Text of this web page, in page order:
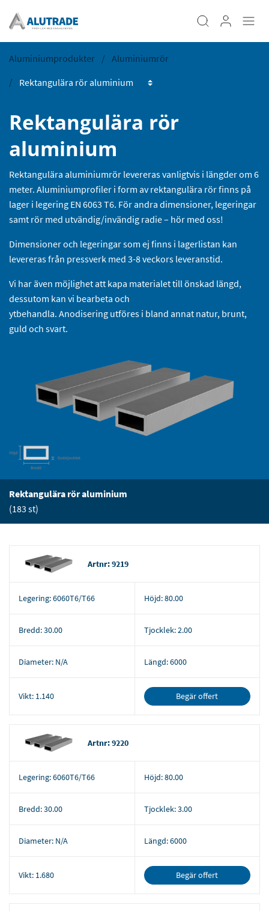
Aluminiumprodukter Aluminiumrör
Rektangulära rör
aluminium
Rektangulära aluminiumrör levereras vanligtvis i längder om 6
meter. Aluminiumprofiler i form av rektangulära rör finns på
lager i legering EN 6063 T6. För andra dimensioner, legeringar
samt rör med utvändig/invändig radie – hör med oss!
Dimensioner och legeringar som ej finns i lagerlistan kan
levereras från pressverk med 3-8 veckors leveranstid.
Vi har även möjlighet att kapa materialet till önskad längd,
dessutom kan vi bearbeta och
ytbehandla. Anodisering utföres i bland annat natur, brunt,
guld och svart.
Rektangulära rör aluminium
(183 st)
Artnr: 9219
Legering:6060T6/T66 Höjd:80.00
Bredd:30.00 Tjocklek:2.00
Diameter: N/A Längd:6000
Vikt: 1.140 Begär offert
Artnr: 9220
Legering:6060T6/T66 Höjd:80.00
Bredd:30.00 Tjocklek:3.00
Diameter: N/A Längd:6000
Vikt: 1.680 Begär offert